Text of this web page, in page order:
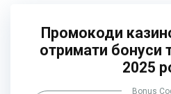
Промокоди
отримати бонуси
2025
Bonus